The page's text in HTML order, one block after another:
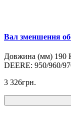
Вал зменшення
Довжина (мм) 190
DEERE: 950/960/
3 326грн.